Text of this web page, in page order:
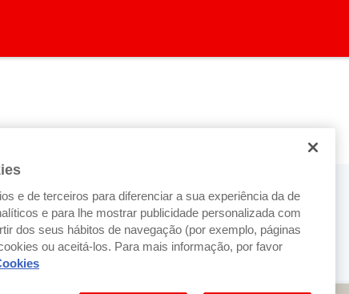
ilimitado.
da tarefa mais simples à mais complexa.
e de terceiros para diferenciar a sua experiência da de
e para lhe mostrar publicidade personalizada com
dos seus hábitos de navegação (por exemplo, páginas
ou aceitá-los. Para mais informação, por favor